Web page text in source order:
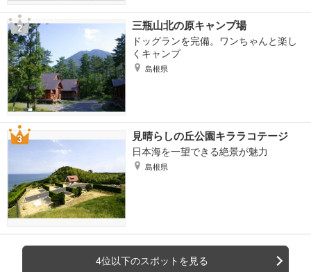
三瓶山北の原キャンプ場
ドッグランを完備。ワンちゃんと楽し
くキャンプ
島根県
見晴らしの丘公園キララコテージ
日本海を一望できる絶景が魅力
島根県
4位以下のスポットを見る